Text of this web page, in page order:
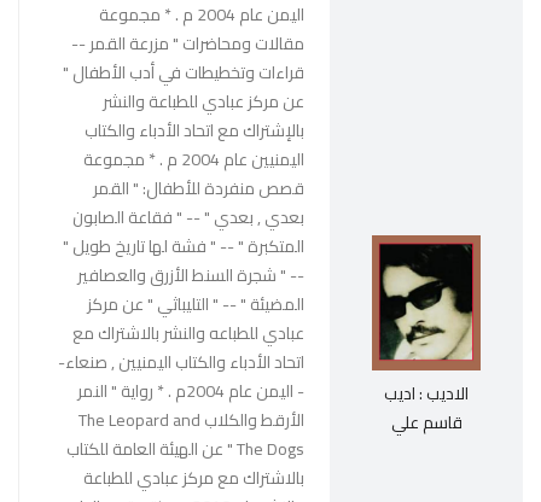
الاديب : اديب
قاسم علي
اليمن عام 2004 م . * مجموعة
مقالات ومحاضرات " مزرعة القمر --
قراءات وتخطيطات في أدب الأطفال "
عن مركز عبادي للطباعة والنشر
بالإشتراك مع اتحاد الأدباء والكتاب
اليمنيين عام 2004 م . * مجموعة
قصص منفردة للأطفال: " القمر
بعدي , بعدي " -- " فقاعة الصابون
المتكبرة " -- " فشة لها تاريخ طويل "
-- " شجرة السنط الأزرق والعصافير
المضيئة " -- " التليباثي " عن مركز
عبادي للطباعه والنشر بالاشتراك مع
اتحاد الأدباء والكتاب اليمنيين , صنعاء-
- اليمن عام 2004م . * رواية " النمر
الأرقط والكلاب The Leopard and
The Dogs " عن الهيئة العامة للكتاب
بالاشتراك مع مركز عبادي للطباعة